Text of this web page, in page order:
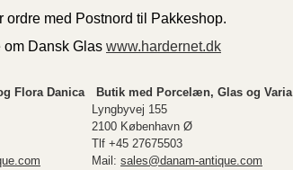
ordre med Postnord til Pakkeshop.
om Dansk Glas www.hardernet.dk
Flora Danica
Butik med Porcelæn, Glas og Varia
Lyngbyvej 155
2100 København Ø
Tlf +45 27675503
Mail: sales@danam-antique.com